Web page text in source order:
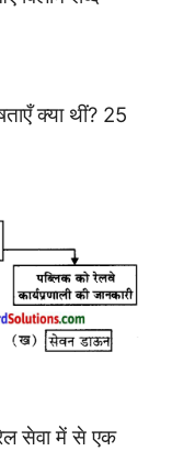
क्या थीं? 25
सेवा में से एक